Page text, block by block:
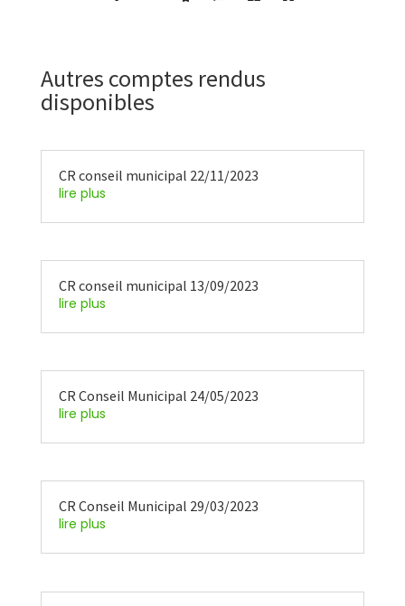
Autres comptes rendus
disponibles
CR conseil municipal 22/11/2023
lire plus
CR conseil municipal 13/09/2023
lire plus
CR Conseil Municipal 24/05/2023
lire plus
CR Conseil Municipal 29/03/2023
lire plus